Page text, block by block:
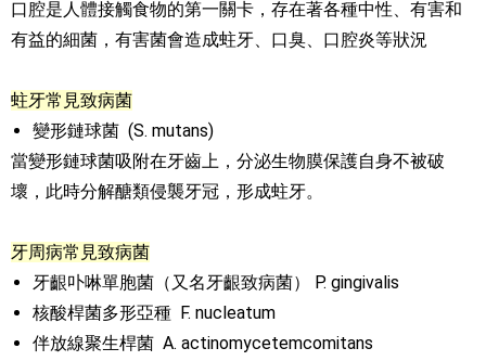
口腔是人體接觸食物的第一關卡，存在著各種中性、有害和
有益的細菌，有害菌會造成蛀牙、口臭、口腔炎等狀況
蛀牙常見致病菌
變形鏈球菌 (S. mutans)
當變形鏈球菌吸附在牙齒上，分泌生物膜保護自身不被破
壞，此時分解醣類侵襲牙冠，形成蛀牙。
牙周病常見致病菌
牙齦卟啉單胞菌（又名牙齦致病菌） P. gingivalis
核酸桿菌多形亞種 F. nucleatum
伴放線聚生桿菌 A. actinomycetemcomitans